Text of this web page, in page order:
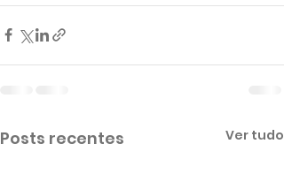
Posts recentes Ver tudo